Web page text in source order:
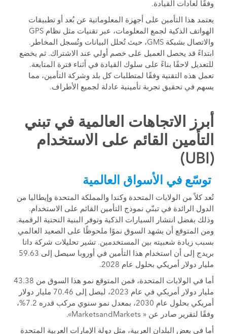
وفقًا لعادات القيادة.
يعتمد هذا التأمين على أجهزة المعلوماتية عن بُعد أو تطبيقات
الهواتف الذكية لجمع المعلومات، عبر تقنيات مثل نظام GPS
والاتصال بشبكة GMS، حيث تُحلل البيانات وتُسجل المخاطر.
ابتداءً قد يحصل العميل على خصم أولي عند الاشتراك. ثم يخضع
للتعديل لاحقًا بناءً على سلوك القيادة في أثناء فترة المتابعة.
تعمل هذه التقنية وفقًا لمتطلبات كل بلد وشركة التأمين، مما
يسهم في تحقيق تجربة تأمينية عادلة لجميع الأطراف.
أبرز الاتجاهات العالمية في تبني
التأمين القائم على الاستخدام
(UBI)
توسّع في الأسواق العالمية
تُعد كلاً من الولايات المتحدة وكندا والمملكة المتحدة وإيطاليا من
الدول الرائدة في تبنّي نموذج التأمين القائم على الاستخدام.
وذلك بفضل انتشار السيارات الذكية وتوفر البنية التحتية الرقمية.
ومن المتوقع أن يشهد السوق نموًا ملحوظًا على الصعيد العالمي
بسبب زيادة شعبيته بين المستخدمين. تشير تحليلات شركة داتا
بريدج إلى أن استخدام هذا التأمين في أوروبا سيصل إلى 59.63
مليار دولار أمريكي بحلول عام 2028.
أما في الولايات المتحدة، فمن المتوقع نمو هذا السوق من 43.38
مليار دولار أمريكي في عام 2023، ليصل إلى 70.46 مليار دولار
أمريكي بحلول عام 2030، بمعدل نمو سنوي مركب قدره 7.2%،
وفقًا لتقرير صادر عن « MarketsandMarkets».
أما في بعض البلدان العربية، مثل دولة الإمارات العربية المتحدة